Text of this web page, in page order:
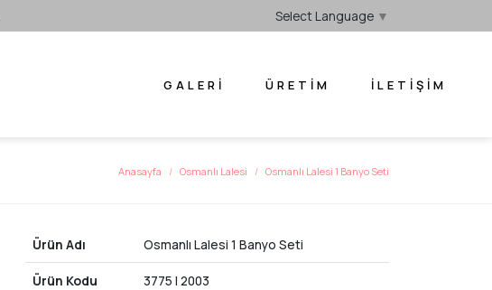
Select Language ▼
GALERI ÜRETIM İLETIŞIM
Anasayfa Osmanlı Lalesi Osmanlı Lalesi 1 Banyo Seti
Ürün Adı Osmanlı Lalesi 1 Banyo Seti
Ürün Kodu 3775 | 2003